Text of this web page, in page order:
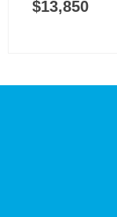
$13,850